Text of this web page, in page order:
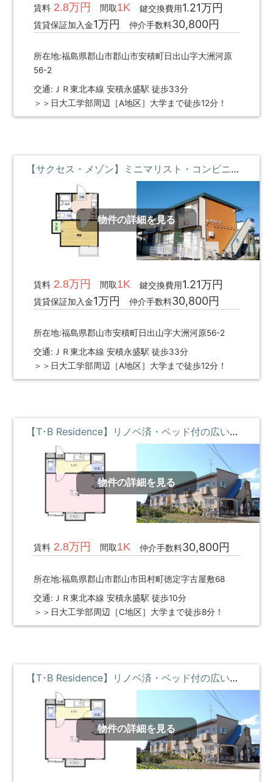
賃料2.8万円 間取1K 鍵交換費用1.21万円
賃貸保証加入金1万円 仲介手数料30,800円
所在地:福島県郡山市郡山市安積町日出山字大洲河原
56-2
交通:ＪＲ東北本線 安積永盛駅 徒歩33分
＞＞日大工学部周辺［A地区］大学まで徒歩12分！
【サクセス・メゾン】ミニマリスト・コンビニとスーパー近く ①階 **即入居募集中**
物件の詳細を見る
賃料2.8万円 間取1K 鍵交換費用1.21万円
賃貸保証加入金1万円 仲介手数料30,800円
所在地:福島県郡山市安積町日出山字大洲河原56-2
交通:ＪＲ東北本線 安積永盛駅 徒歩33分
＞＞日大工学部周辺［A地区］大学まで徒歩12分！
【T･B Residence】リノベ済・ベッド付の広い部屋 ①階 **即入居募集中**
物件の詳細を見る
賃料2.8万円 間取1K 仲介手数料30,800円
所在地:福島県郡山市郡山市田村町徳定字古屋敷68
交通:ＪＲ東北本線 安積永盛駅 徒歩10分
＞＞日大工学部周辺［C地区］大学まで徒歩8分！
【T･B Residence】リノベ済・ベッド付の広い部屋 ②階 **即入居募集中**
物件の詳細を見る